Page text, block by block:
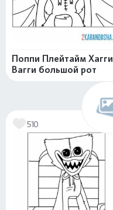
Поппи Плейтайм Хагги
Вагги большой рот
510